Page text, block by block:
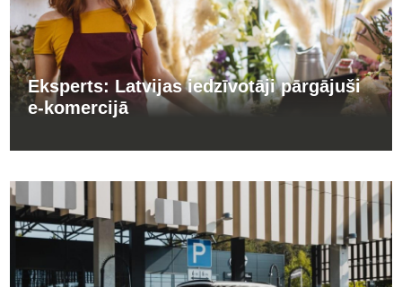
Eksperts: Latvijas iedzīvotāji pārgājuši
e-komercijā